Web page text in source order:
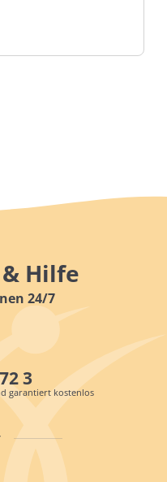
& Hilfe
24/7
3
garantiert kostenlos